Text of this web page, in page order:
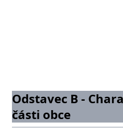
Odstavec B -
části obce